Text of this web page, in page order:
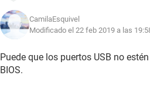
CamilaEsquivel
Modificado el 22 feb 2019 a las
Puede que los puertos USB no
BIOS.